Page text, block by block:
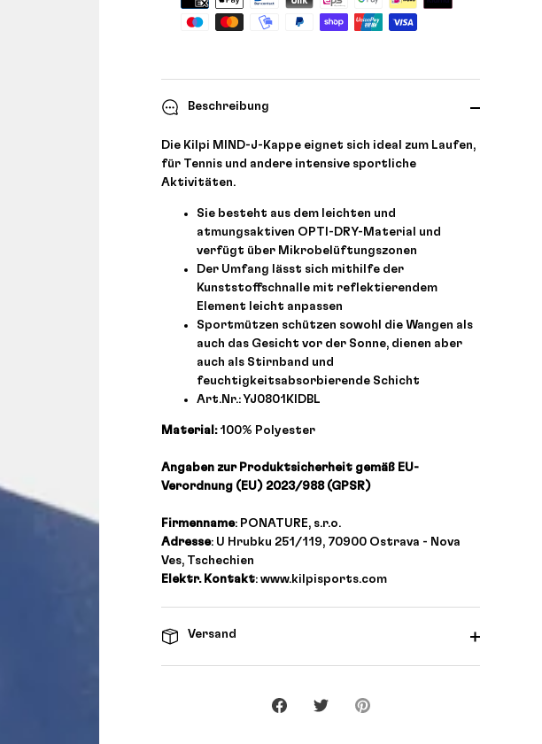
Beschreibung
Die Kilpi MIND-J-Kappe eignet sich ideal zum Laufen,
für Tennis und andere intensive sportliche
Aktivitäten.
Sie besteht aus dem leichten und
atmungsaktiven OPTI-DRY-Material und
verfügt über Mikrobelüftungszonen
Der Umfang lässt sich mithilfe der
Kunststoffschnalle mit reflektierendem
Element leicht anpassen
Sportmützen schützen sowohl die Wangen als
auch das Gesicht vor der Sonne, dienen aber
auch als Stirnband und
feuchtigkeitsabsorbierende Schicht
Art.Nr.: YJ0801KIDBL
Material:100% Polyester
Angaben zur Produktsicherheit gemäß EU-
Verordnung (EU) 2023/988 (GPSR)
Firmenname: PONATURE, s.r.o.
Adresse: U Hrubku 251/119, 70900 Ostrava - Nova
Ves, Tschechien
Elektr. Kontakt: www.kilpisports.com
Versand
Teilen TwitternPinnen